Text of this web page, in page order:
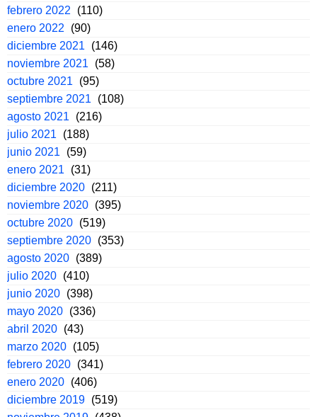
febrero 2022
(110)
enero 2022
(90)
diciembre 2021
(146)
noviembre 2021
(58)
octubre 2021
(95)
septiembre 2021
(108)
agosto 2021
(216)
julio 2021
(188)
junio 2021
(59)
enero 2021
(31)
diciembre 2020 (211)
noviembre 2020 (395)
octubre 2020 (519)
septiembre 2020 (353)
agosto 2020 (389)
julio 2020 (410)
junio 2020 (398)
mayo 2020 (336)
abril 2020 (43)
marzo 2020 (105)
febrero 2020 (341)
enero 2020 (406)
diciembre 2019 (519)